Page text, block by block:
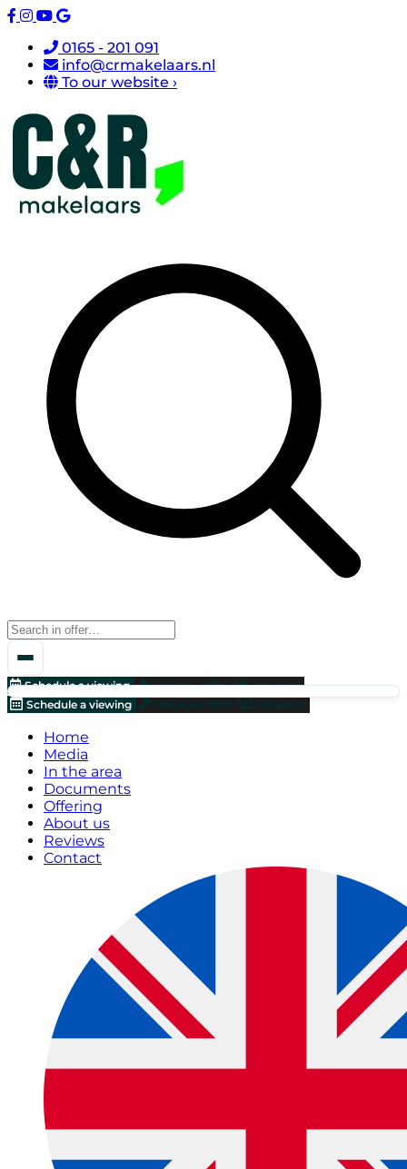
0165 - 201 091
info@crmakelaars.nl
To our website ›
Schedule a viewing Make an offer!
Valuation
Schedule a viewing
Make an offer! Valuation
Home
Media
In the area
Documents
Offering
About us
Reviews
Contact